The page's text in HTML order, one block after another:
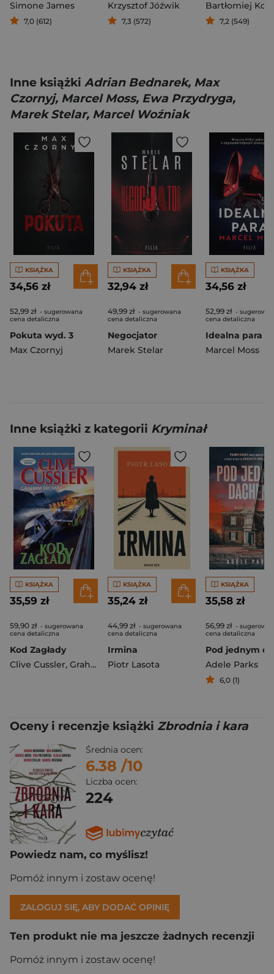
Simone James
7,0 (612)
Krzysztof Jóźwik
7,3 (572) 7,2 (549)
Inne książki Adrian Bednarek, Max
Czornyj, Marcel Moss, Ewa Przydryga,
Marek Stelar, Marcel Woźniak
KSIĄŻKA
34,56 zł
52,99 zł - sugerowana
cena detaliczna
Pokuta wyd. 3
Max Czornyj
KSIĄŻKA
32,94 zł
49,99 zł - sugerowana
cena detaliczna
Negocjator
Marek Stelar
KSIĄŻKA
34,56 zł
52,99 zł -
cena detaliczna
Idealna para
Marcel Moss
Inne książki z kategorii Kryminał
KSIĄŻKA
35,59 zł
59,90 zł - sugerowana
cena detaliczna
Kod Zagłady
Clive Cussler, Graham Brown
KSIĄŻKA
35,24 zł
44,99 zł - sugerowana
cena detaliczna
Irmina
Piotr Lasota
KSIĄŻKA
35,58 zł
56,99 zł -
cena detaliczna
Adele Parks
6,0 (1)
Oceny i recenzje książki Zbrodnia i kara
Średnia ocen:
6.38 /10
Liczba ocen:
224
Powiedz nam, co myślisz!
Pomóż innym i zostaw ocenę!
ZALOGUJ SIĘ, ABY DODAĆ OPINIĘ
Ten produkt nie ma jeszcze żadnych recenzji
Pomóż innym i zostaw ocenę!